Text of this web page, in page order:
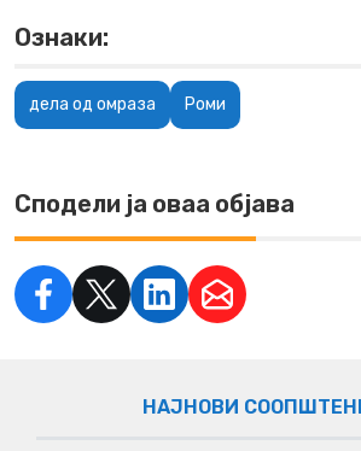
Ознаки:
дела од омраза Роми
Сподели ја оваа објава
НАЈНОВИ